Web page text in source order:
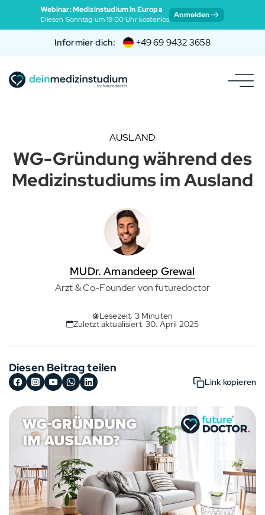
Webinar: Medizinstudium in Europa
Diesen Sonntag um 19:00 Uhr kostenlos Anmelden
Informier dich: +49 69 9432 3658
AUSLAND
WG-Gründung während des
Medizinstudiums im Ausland
MUDr. Amandeep Grewal
Arzt & Co-Founder von futuredoctor
Lesezeit: 3 Minuten
Zuletzt aktualisiert: 30. April 2025
Diesen Beitrag teilen
Link kopieren